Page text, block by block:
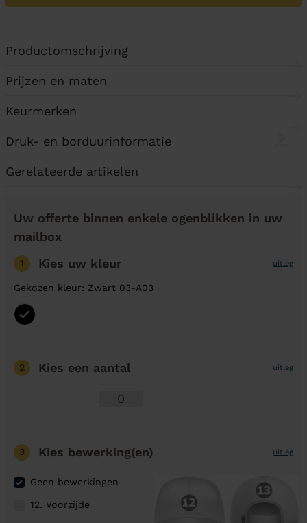
Productomschrijving
Prijzen en maten
Keurmerken
Druk- en borduurinformatie
Gerelateerde artikelen
Uw offerte binnen enkele ogenblikken in uw
mailbox
1 Kies uw kleur uitleg
Gekozen kleur: Zwart 03-A03
2 Kies een aantal uitleg
3 Kies bewerking(en) uitleg
Geen bewerkingen
12. Voorzijde